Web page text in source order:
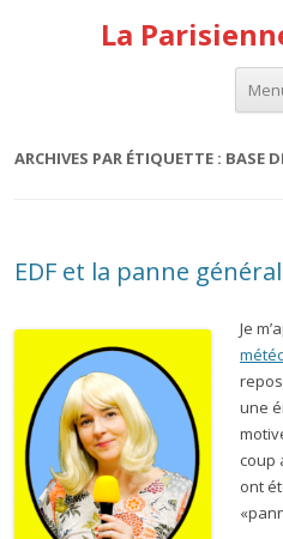
La
ARCHIVES PAR ÉTIQUETTE : BASE
EDF et la panne
Je
une
coup
ont